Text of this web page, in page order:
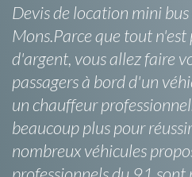
Devis de location mini
Mons.Parce que tout
d'argent, vous allez faire
passagers à bord d'un
un chauffeur
beaucoup plus pour
nombreux véhicules